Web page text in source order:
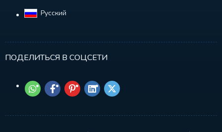
Русский‎
ПОДЕЛИТЬСЯ В СОЦСЕТИ